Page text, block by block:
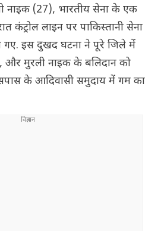
नाइक (27), भारतीय सेना के एक
कंट्रोल लाइन पर पाकिस्तानी सेना
गए. इस दुखद घटना ने पूरे जिले में
और मुरली नाइक के बलिदान को
के आदिवासी समुदाय में गम का